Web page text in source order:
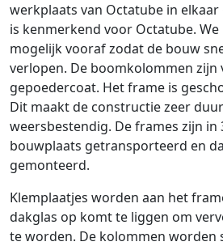
werkplaats van Octatube in elkaar
is kenmerkend voor Octatube.
mogelijk vooraf zodat de bouw
verlopen. De boomkolommen zijn
gepoedercoat. Het frame is
Dit maakt de constructie zeer
weersbestendig. De frames zijn in
bouwplaats getransporteerd en
gemonteerd.
Klemplaatjes worden aan het
dakglas op komt te liggen om
te worden. De kolommen worden